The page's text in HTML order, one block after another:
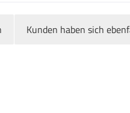
Kunden haben sich